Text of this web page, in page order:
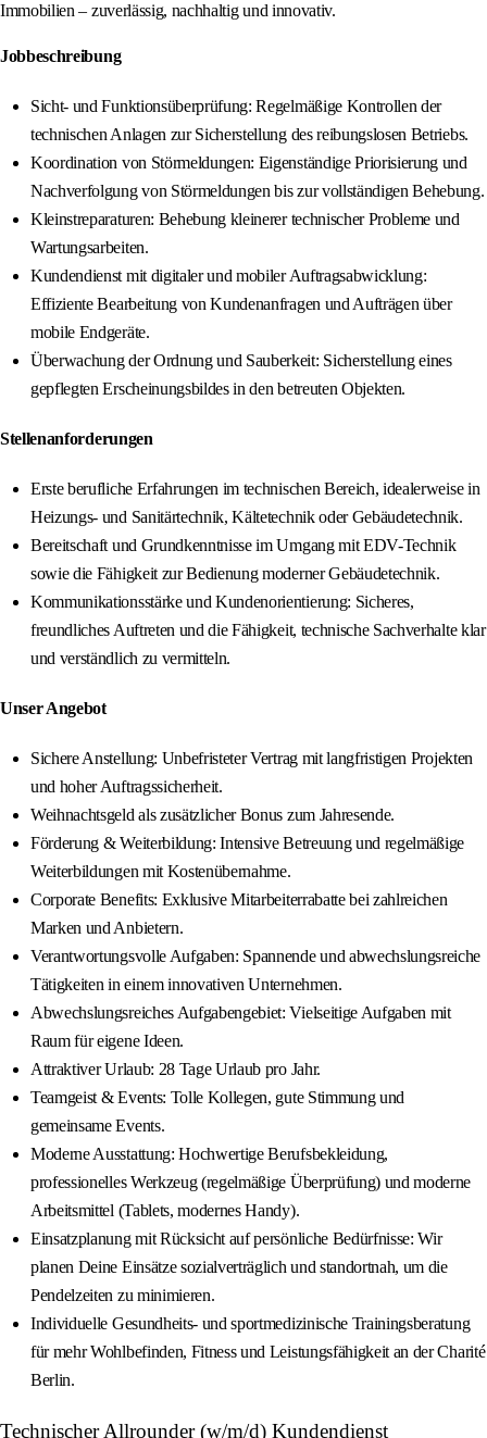
Immobilien – zuverlässig, nachhaltig und innovativ.
Jobbeschreibung
Sicht- und Funktionsüberprüfung: Regelmäßige Kontrollen der
technischen Anlagen zur Sicherstellung des reibungslosen Betriebs.
Koordination von Störmeldungen: Eigenständige Priorisierung und
Nachverfolgung von Störmeldungen bis zur vollständigen Behebung.
Kleinstreparaturen: Behebung kleinerer technischer Probleme und
Wartungsarbeiten.
Kundendienst mit digitaler und mobiler Auftragsabwicklung:
Effiziente Bearbeitung von Kundenanfragen und Aufträgen über
mobile Endgeräte.
Überwachung der Ordnung und Sauberkeit: Sicherstellung eines
gepflegten Erscheinungsbildes in den betreuten Objekten.
Stellenanforderungen
Erste berufliche Erfahrungen im technischen Bereich, idealerweise in
Heizungs- und Sanitärtechnik, Kältetechnik oder Gebäudetechnik.
Bereitschaft und Grundkenntnisse im Umgang mit EDV-Technik
sowie die Fähigkeit zur Bedienung moderner Gebäudetechnik.
Kommunikationsstärke und Kundenorientierung: Sicheres,
freundliches Auftreten und die Fähigkeit, technische Sachverhalte klar
und verständlich zu vermitteln.
Unser Angebot
Sichere Anstellung: Unbefristeter Vertrag mit langfristigen Projekten
und hoher Auftragssicherheit.
Weihnachtsgeld als zusätzlicher Bonus zum Jahresende.
Förderung & Weiterbildung: Intensive Betreuung und regelmäßige
Weiterbildungen mit Kostenübernahme.
Corporate Benefits: Exklusive Mitarbeiterrabatte bei zahlreichen
Marken und Anbietern.
Verantwortungsvolle Aufgaben: Spannende und abwechslungsreiche
Tätigkeiten in einem innovativen Unternehmen.
Abwechslungsreiches Aufgabengebiet: Vielseitige Aufgaben mit
Raum für eigene Ideen.
Attraktiver Urlaub: 28 Tage Urlaub pro Jahr.
Teamgeist & Events: Tolle Kollegen, gute Stimmung und
gemeinsame Events.
Moderne Ausstattung: Hochwertige Berufsbekleidung,
professionelles Werkzeug (regelmäßige Überprüfung) und moderne
Arbeitsmittel (Tablets, modernes Handy).
Einsatzplanung mit Rücksicht auf persönliche Bedürfnisse: Wir
planen Deine Einsätze sozialverträglich und standortnah, um die
Pendelzeiten zu minimieren.
Individuelle Gesundheits- und sportmedizinische Trainingsberatung
für mehr Wohlbefinden, Fitness und Leistungsfähigkeit an der Charité
Berlin.
Technischer Allrounder (w/m/d) Kundendienst